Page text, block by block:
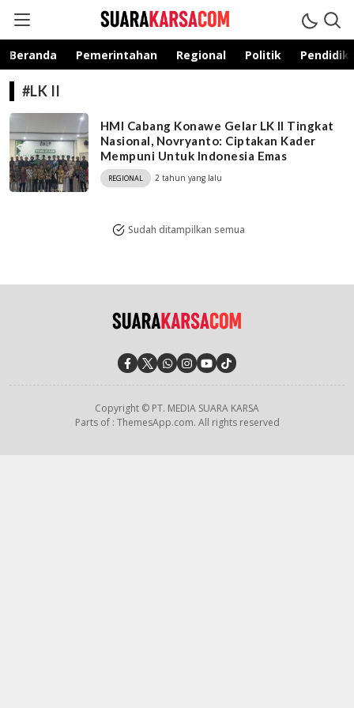
suarakarsa.com
Informasi terpercaya
Beranda Pemerintahan Regional Politik
#LK II
HMI Cabang Konawe Gelar LK II Tingkat
Nasional, Novryanto: Ciptakan Kader
Mempuni Untuk Indonesia Emas
REGIONAL 2 tahun yang lalu
Sudah ditampilkan semua
Copyright © PT. MEDIA SUARA KARSA
Parts of : ThemesApp.com. All rights reserved